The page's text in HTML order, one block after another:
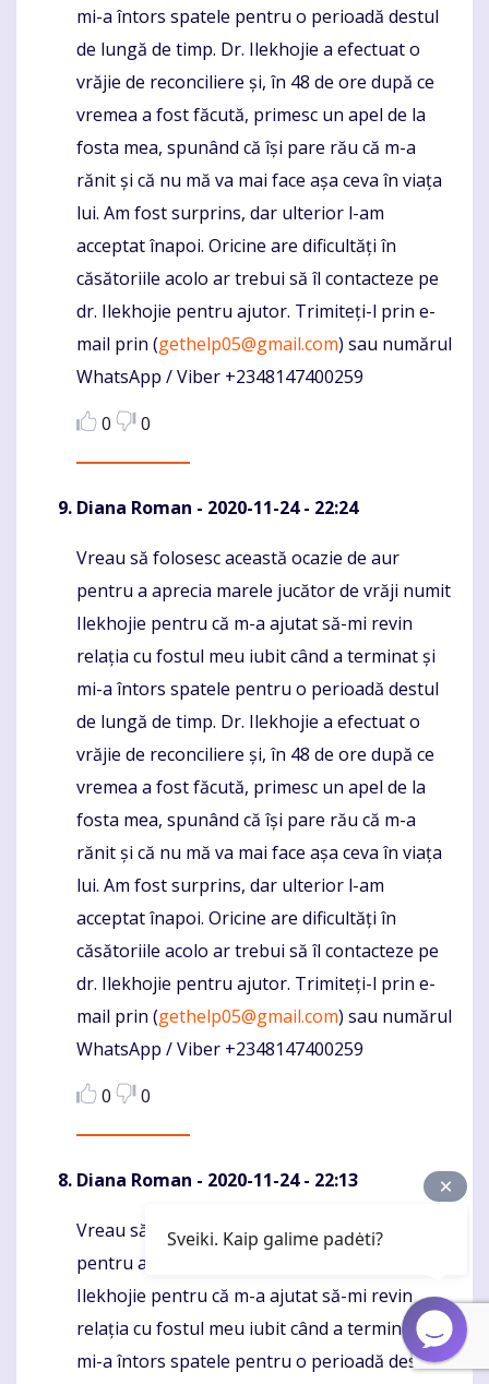
mi-a întors spatele pentru o perioadă destul
de lungă de timp. Dr. Ilekhojie a efectuat o
vrăjie de reconciliere și, în 48 de ore după ce
vremea a fost făcută, primesc un apel de la
fosta mea, spunând că își pare rău că m-a
rănit și că nu mă va mai face așa ceva în viața
lui. Am fost surprins, dar ulterior l-am
acceptat înapoi. Oricine are dificultăți în
căsătoriile acolo ar trebui să îl contacteze pe
dr. Ilekhojie pentru ajutor. Trimiteți-l prin e-
mail prin (gethelp05@gmail.com) sau numărul
WhatsApp / Viber +2348147400259
0
0
Diana Roman - 2020-11-24 - 22:24
Komentaras
Vreau să folosesc această ocazie de aur
pentru a aprecia marele jucător de vrăji numit
Ilekhojie pentru că m-a ajutat să-mi revin
relația cu fostul meu iubit când a terminat și
mi-a întors spatele pentru o perioadă destul
de lungă de timp. Dr. Ilekhojie a efectuat o
vrăjie de reconciliere și, în 48 de ore după ce
vremea a fost făcută, primesc un apel de la
fosta mea, spunând că își pare rău că m-a
rănit și că nu mă va mai face așa ceva în viața
lui. Am fost surprins, dar ulterior l-am
acceptat înapoi. Oricine are dificultăți în
căsătoriile acolo ar trebui să îl contacteze pe
dr. Ilekhojie pentru ajutor. Trimiteți-l prin e-
mail prin (gethelp05@gmail.com) sau numărul
WhatsApp / Viber +2348147400259
0
0
Diana Roman - 2020-11-24 - 22:13
Komentaras
Vreau să folosesc această ocazie de aur
pentru a aprecia marele jucător de vrăji numit
Ilekhojie pentru că m-a ajutat să-mi revin
relația cu fostul meu iubit când a terminat și
mi-a întors spatele pentru o perioadă destul
Sveiki. Kaip galime padėti?